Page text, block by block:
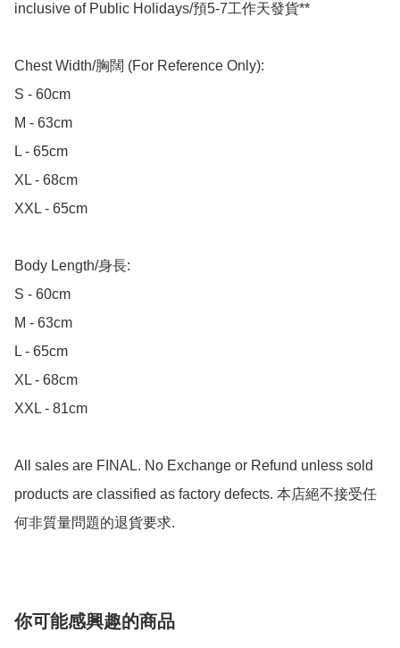
inclusive of Public Holidays/預5-7工作天發貨**
Chest Width/胸闊 (For Reference Only):
S - 60cm
M - 63cm
L - 65cm
XL - 68cm
XXL - 65cm
Body Length/身長:
S - 60cm
M - 63cm
L - 65cm
XL - 68cm
XXL - 81cm
All sales are FINAL. No Exchange or Refund unless sold
products are classified as factory defects. 本店絕不接受任
何非質量問題的退貨要求.
你可能感興趣的商品